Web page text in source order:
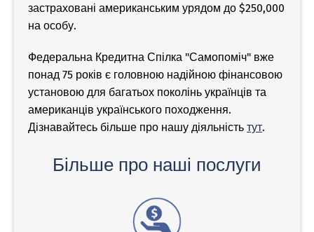
застраховані американським урядом до $250,000
на особу.
Федеральна Кредитна Спілка "Самопоміч" вже
понад 75 років є головною надійною фінансовою
установою для багатьох поколінь українців та
американців українського походження.
Дізнавайтесь більше про нашу діяльність тут.
Більше про наші послуги